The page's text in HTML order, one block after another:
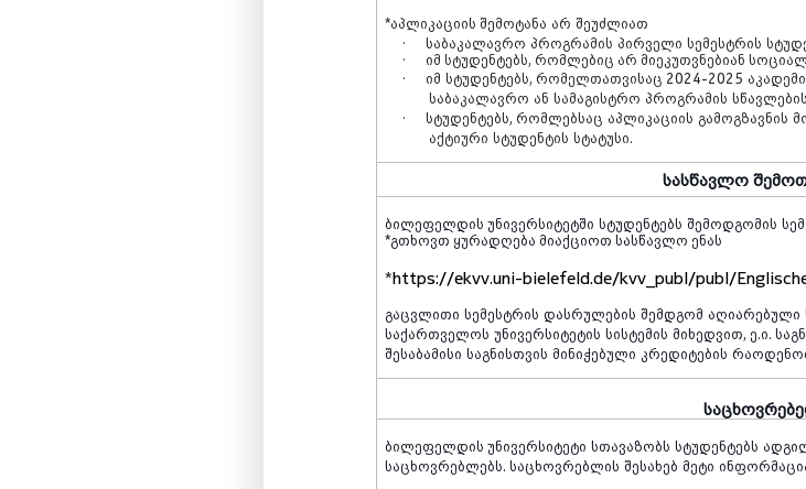
*აპლიკაციის შემოტანა არ შეუძლიათ
·
საბაკალავრო პროგრამის პირველი სემესტრის
·
იმ სტუდენტებს, რომლებიც არ მიეკუთვნებიან
·
იმ სტუდენტებს რომელთათვისაც 202 4-202 5
საბაკალავრო ან სამაგისტრო პროგრამის სწავლების
·
სტუდენტებს რომლებსაც აპლიკაციის გამოგზავნის
აქტიური სტუდენტის სტატუსი
სასწავლო
ბილეფელდის უნივერსიტეტში სტუდენტებს შემოდგომის
*გთხოვთ ყურადღება მიაქციოთ სასწავლო ენას
*https://ekvv.uni-bielefeld.de/kvv_publ/publ/
გაცვლითი სემესტრის დასრულების შემდგომ აღიარებული
საქართველოს უნივერსიტეტის სისტემის მიხედვით ე ი .
შესაბამისი საგნისთვის მინიჭებული კრედიტების
ბილეფელდის უნივერსიტეტი სთავაზობს სტუდენტებს
საცხოვრებლებს. საცხოვრებლის შესახებ მეტი